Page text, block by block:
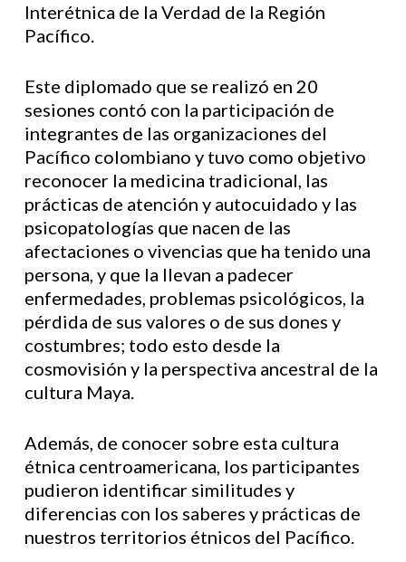
Interétnica de la Verdad de la Región
Pacífico.
Este diplomado que se realizó en 20
sesiones contó con la participación de
integrantes de las organizaciones del
Pacífico colombiano y tuvo como objetivo
reconocer la medicina tradicional, las
prácticas de atención y autocuidado y las
psicopatologías que nacen de las
afectaciones o vivencias que ha tenido una
persona, y que la llevan a padecer
enfermedades, problemas psicológicos, la
pérdida de sus valores o de sus dones y
costumbres; todo esto desde la
cosmovisión y la perspectiva ancestral de la
cultura Maya.
Además, de conocer sobre esta cultura
étnica centroamericana, los participantes
pudieron identificar similitudes y
diferencias con los saberes y prácticas de
nuestros territorios étnicos del Pacífico.